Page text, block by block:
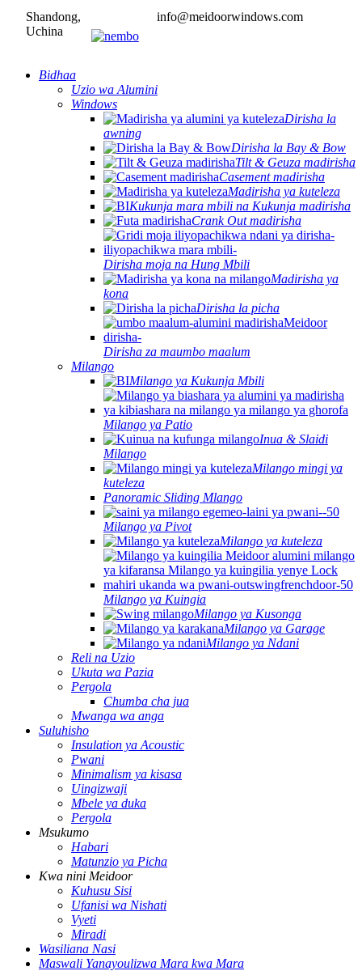
Shandong,
Uchina
info@meidoorwindows.com
Bidhaa
Uzio wa Alumini
Windows
Dirisha la
awning
Dirisha la Bay & Bow
Tilt & Geuza madirisha
Casement madirisha
Madirisha ya kuteleza
Kukunja mara mbili na Kukunja madirisha
Crank Out madirisha
Dirisha moja na Hung Mbili
Madirisha ya
kona
Dirisha la picha
Dirisha za maumbo maalum
Milango
Milango ya Kukunja Mbili
Milango ya Patio
Inua & Slaidi
Milango
Milango mingi ya
kuteleza
Panoramic Sliding Mlango
Milango ya Pivot
Milango ya kuteleza
Milango ya Kuingia
Milango ya Kusonga
Milango ya Garage
Milango ya Ndani
Reli na Uzio
Ukuta wa Pazia
Pergola
Chumba cha jua
Mwanga wa anga
Suluhisho
Insulation ya Acoustic
Pwani
Minimalism ya kisasa
Uingizwaji
Mbele ya duka
Pergola
Msukumo
Habari
Matunzio ya Picha
Kwa nini Meidoor
Kuhusu Sisi
Ufanisi wa Nishati
Vyeti
Miradi
Wasiliana Nasi
Maswali Yanayoulizwa Mara kwa Mara